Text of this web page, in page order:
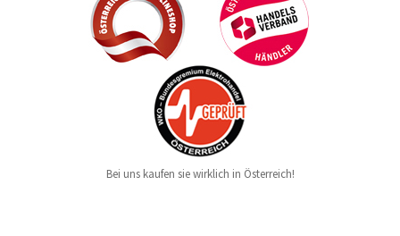
Bei uns kaufen sie wirklich in Österreich!